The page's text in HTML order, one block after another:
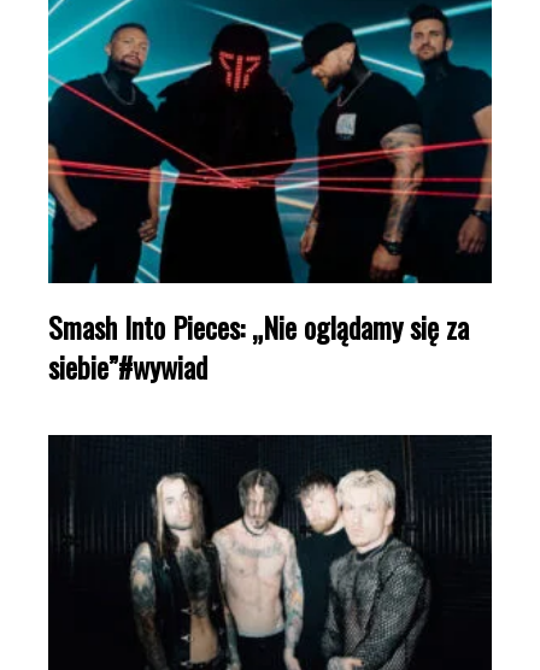
Smash Into Pieces: „Nie oglądamy się za
siebie”#wywiad